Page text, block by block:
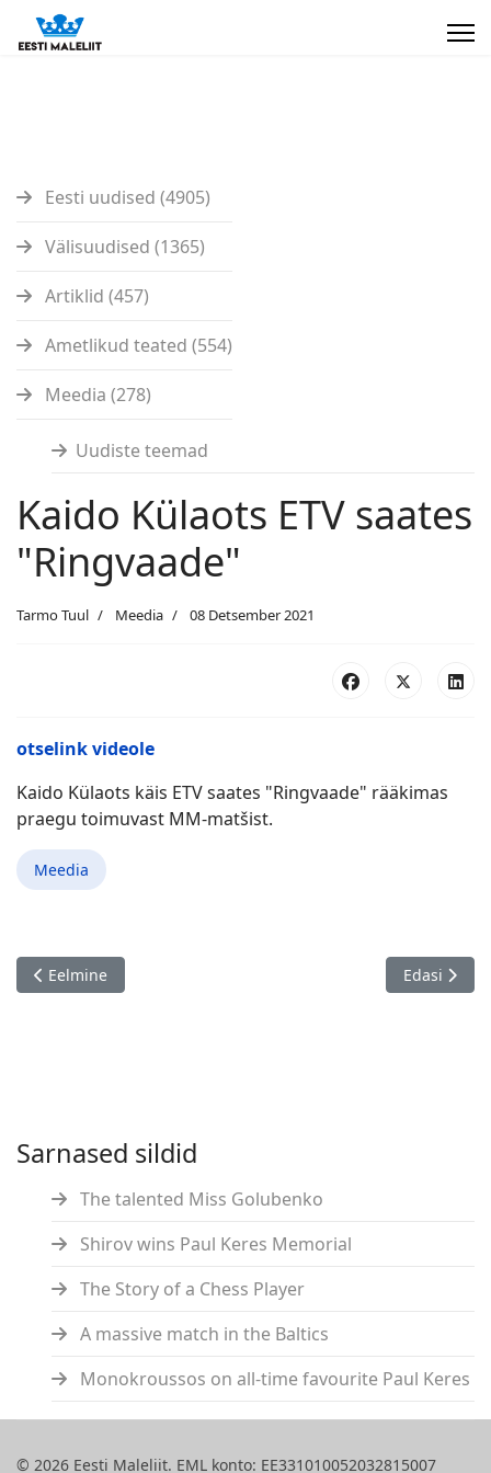
Eesti uudised (4905)
Välisuudised (1365)
Artiklid (457)
Ametlikud teated (554)
Meedia (278)
Uudiste teemad
Kaido Külaots ETV saates
"Ringvaade"
Tarmo Tuul Meedia 08 Detsember 2021
otselink videole
Kaido Külaots käis ETV saates "Ringvaade" rääkimas
praegu toimuvast MM-matšist.
Meedia
Eelmine artikkel: Paul Kerese tsitaadid ECU E-Magazine'is
Eelmine Järgmine
Edasi
Sarnased sildid
The talented Miss Golubenko
Shirov wins Paul Keres Memorial
The Story of a Chess Player
A massive match in the Baltics
Monokroussos on all-time favourite Paul Keres
© 2026 Eesti Maleliit. EML konto: EE331010052032815007